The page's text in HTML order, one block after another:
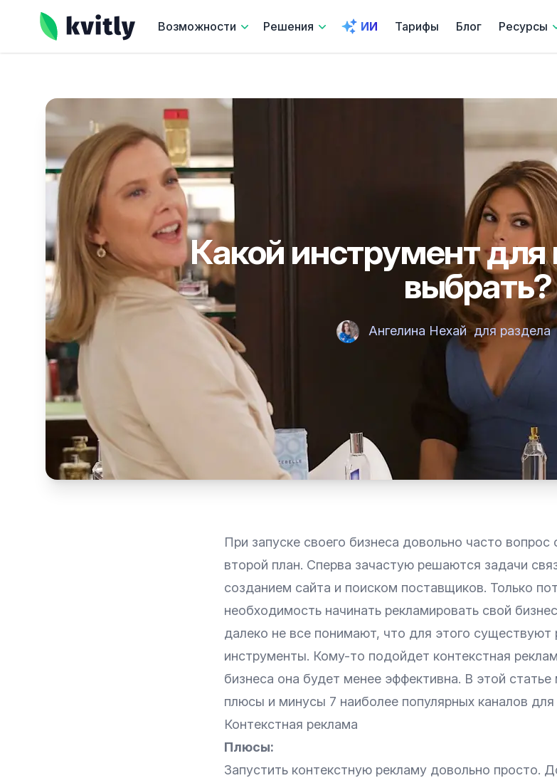
kvitly Возможности Решения ИИ Тарифы Блог Ресурсы
Какой инструмент
выбрать?
Ангелина Нехайдля раздела
При запуске своего бизнеса довольно часто
второй план. Сперва зачастую решаются задачи
созданием сайта и поиском поставщиков. Только
необходимость начинать рекламировать свой
далеко не все понимают, что для этого существуют
инструменты. Кому-то подойдет контекстная
бизнеса она будет менее эффективна. В этой
плюсы и минусы 7 наиболее популярных каналов
Контекстная реклама
Плюсы:
Запустить контекстную рекламу довольно просто.